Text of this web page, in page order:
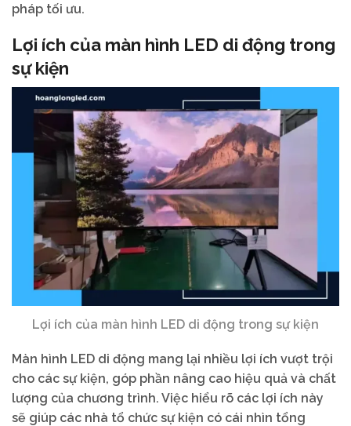
pháp tối ưu.
Lợi ích của màn hình LED di động trong
sự kiện
Lợi ích của màn hình LED di động trong sự kiện
Màn hình LED di động mang lại nhiều lợi ích vượt trội
cho các sự kiện, góp phần nâng cao hiệu quả và chất
lượng của chương trình. Việc hiểu rõ các lợi ích này
sẽ giúp các nhà tổ chức sự kiện có cái nhìn tổng